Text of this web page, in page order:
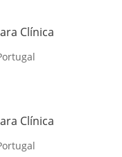
Clínica
Clínica